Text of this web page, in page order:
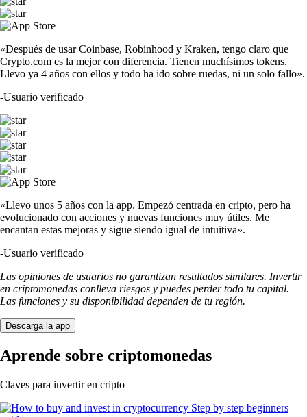
«Después de usar Coinbase, Robinhood y Kraken, tengo claro que
Crypto.com es la mejor con diferencia. Tienen muchísimos tokens.
Llevo ya 4 años con ellos y todo ha ido sobre ruedas, ni un solo fallo».
-Usuario verificado
«Llevo unos 5 años con la app. Empezó centrada en cripto, pero ha
evolucionado con acciones y nuevas funciones muy útiles. Me
encantan estas mejoras y sigue siendo igual de intuitiva».
-Usuario verificado
Las opiniones de usuarios no garantizan resultados similares. Invertir
en criptomonedas conlleva riesgos y puedes perder todo tu capital.
Las funciones y su disponibilidad dependen de tu región.
Descarga la app
Aprende sobre criptomonedas
Claves para invertir en cripto